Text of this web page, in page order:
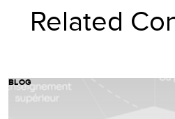
Related
BLOG